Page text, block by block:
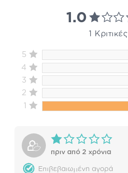
1.0
1 Κριτικές
5
4
3
2
1
πριν από 2 χρόνια
Επιβεβαιωμένη αγορά